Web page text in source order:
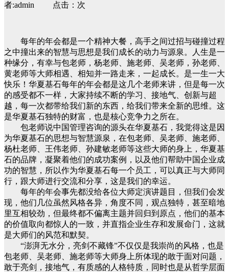
者:admin 点击：次
每年的年会都是一个精神大餐，高手之间过招与碰撞过程
之中撞出来的智慧与思想是我们成长的动力与源泉。人生是一
种缘分，有幸与包老师，杨老师、施老师、吴老师，孙老师、
黄老师等大师相遇、相知并一路走来，一起成长。是一生一大
快乐！华夏基石每年的年会都是这几个老师来讲，但是每一次
的感受都不一样，大家持续不断的学习、接地气、创新与超
越，每一次都带给我们新的东西，给我们带来全新的思维。这
是华夏基石独特的财富，也是核心竞争力之所在。
包老师说中国管理咨询的源头在华夏基石，我觉得这是因
为华夏基石的思想与智慧源泉，在包老师、吴老师、施老师、
杨杜老师、王伟老师、孙建敏老师等这些大师的身上，华夏基
石的品牌，凝聚着他们的成功案例，以及他们帮助中国企业成
功的智慧，所以作为华夏基石每一个员工，可以真正与大师同
行，跟大师进行交流和分享，这是我们的幸运。
每年的年会事先都没给各位大师定演讲题目，但我们会发
现，他们几位虽然风格各异，角度不同，观点独特，甚至暗地
里互相较劲，但最终都不偏离主题并回归到原点，他们的基本
的价值取向都惊人的一致，并直指企业生存和发展命门，这就
是大师们的风范和默契。
“澎湃无水分，亮剑不藏锋”不仅仅是我崇尚的风格，也是
包老师、吴老师、施老师等大师身上所体现的敢于面对问题，
敢于亮剑，接地气，有质感的人格特质，同时也是从哲学层面